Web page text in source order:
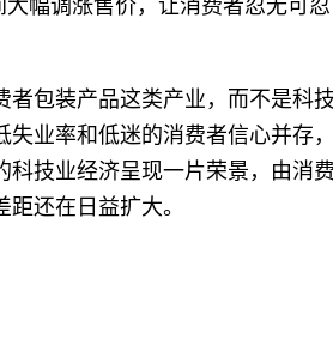
者包装产品这类产业，而不是科
失业率和低迷的消费者信心并存
技业经济呈现一片荣景，由消
还在日益扩大。